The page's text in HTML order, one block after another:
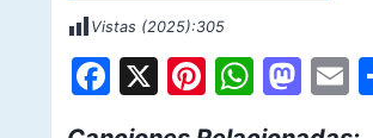
Vistas (2025):305
F X Pi W M E